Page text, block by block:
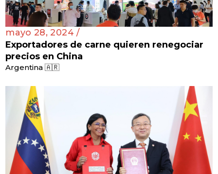
mayo 28, 2024 /
Exportadores de carne quieren renegociar
precios en China
Argentina 🇦🇷